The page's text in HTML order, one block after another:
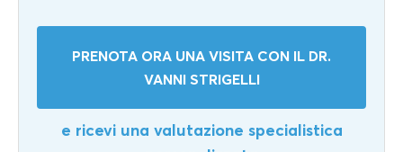
PRENOTA ORA UNA VISITA CON IL DR.
VANNI STRIGELLI
e ricevi una valutazione specialistica